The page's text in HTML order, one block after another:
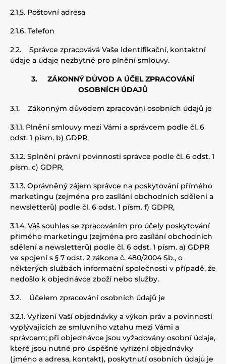
2.1.5. Poštovní adresa
2.1.6. Telefon
2.2. Správce zpracovává Vaše identifikační, kontaktní
údaje a údaje nezbytné pro plnění smlouvy.
3.
ZÁKONNÝ DŮVOD A ÚČEL ZPRACOVÁNÍ
OSOBNÍCH ÚDAJŮ
3.1. Zákonným důvodem zpracování osobních údajů je
3.1.1. Plnění smlouvy mezi Vámi a správcem podle čl. 6
odst. 1 písm. b) GDPR,
3.1.2. Splnění právní povinnosti správce podle čl. 6 odst. 1
písm. c) GDPR,
3.1.3. Oprávněný zájem správce na poskytování přímého
marketingu (zejména pro zasílání obchodních sdělení a
newsletterů) podle čl. 6 odst. 1 písm. f) GDPR,
3.1.4. Váš souhlas se zpracováním pro účely poskytování
přímého marketingu (zejména pro zasílání obchodních
sdělení a newsletterů) podle čl. 6 odst. 1 písm. a) GDPR
ve spojení s § 7 odst. 2 zákona č. 480/2004 Sb., o
některých službách informační společnosti v případě, že
nedošlo k objednávce zboží nebo služby.
3.2. Účelem zpracování osobních údajů je
3.2.1. Vyřízení Vaší objednávky a výkon práv a povinností
vyplývajících ze smluvního vztahu mezi Vámi a
správcem; při objednávce jsou vyžadovány osobní údaje,
které jsou nutné pro úspěšné vyřízení objednávky
(jméno a adresa, kontakt), poskytnutí osobních údajů je